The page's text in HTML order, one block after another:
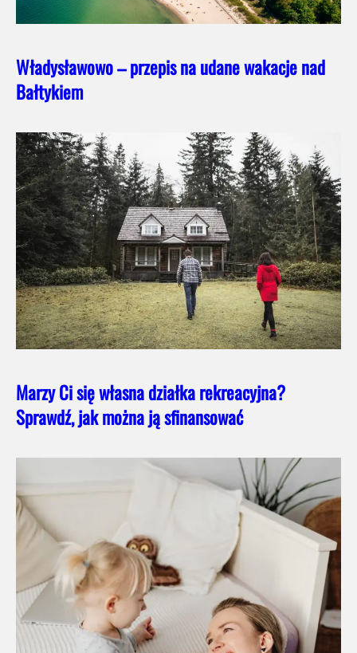
Władysławowo – przepis na udane wakacje nad
Bałtykiem
Marzy Ci się własna działka rekreacyjna?
Sprawdź, jak można ją sfinansować